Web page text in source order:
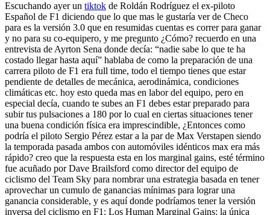
Escuchando ayer un tiktok de Roldán Rodríguez el ex-piloto
Español de F1 diciendo que lo que mas le gustaría ver de Checo
para es la versión 3.0 que en resumidas cuentas es correr para ganar
y no para su co-equipero, y me pregunto ¿Cómo? recuerdo en una
entrevista de Ayrton Sena donde decía: “nadie sabe lo que te ha
costado llegar hasta aquí” hablaba de como la preparación de una
carrera piloto de F1 era full time, todo el tiempo tienes que estar
pendiente de detalles de mecánica, aerodinámica, condiciones
climáticas etc. hoy esto queda mas en labor del equipo, pero en
especial decía, cuando te subes an F1 debes estar preparado para
subir tus pulsaciones a 180 por lo cual en ciertas situaciones tener
una buena condición física era imprescindible, ¿Entonces como
podría el piloto Sergio Pérez estar a la par de Max Verstapen siendo
la temporada pasada ambos con automóviles idénticos max era más
rápido? creo que la respuesta esta en los marginal gains, esté término
fue acuñado por Dave Brailsford como director del equipo de
ciclismo del Team Sky para nombrar una estrategia basada en tener
aprovechar un cumulo de ganancias mínimas para lograr una
ganancia considerable, y es aquí donde podríamos tener la versión
inversa del ciclismo en F1: Los Human Marginal Gains: la única